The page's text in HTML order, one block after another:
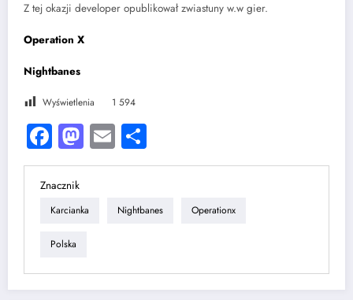
Z tej okazji developer opublikował zwiastuny w.w gier.
Operation X
Nightbanes
Wyświetlenia 1 594
Facebook
Mastodon
Email
Znacznik
Karcianka Nightbanes Operationx
Polska